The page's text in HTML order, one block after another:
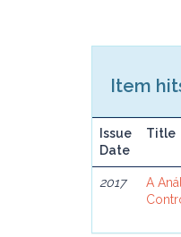
Item
Issue
Date
Title
2017
A